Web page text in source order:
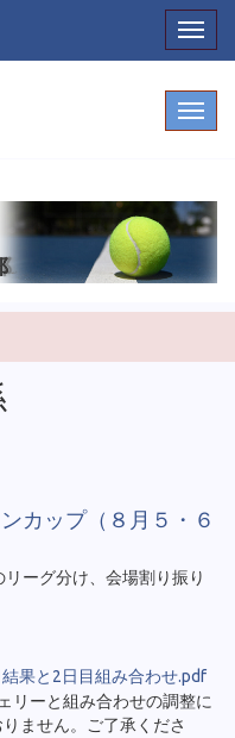
カップ（８月５・６
ーグ分け、会場割り振り
果と2日目組み合わせ.pdf
リーと組み合わせの調整に
ません。ご了承くださ